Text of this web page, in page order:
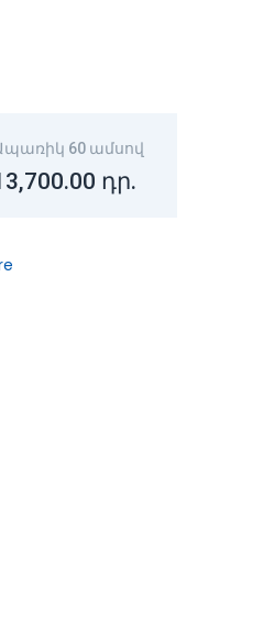
60 ամսով
դր.